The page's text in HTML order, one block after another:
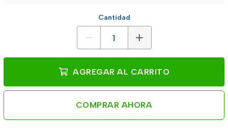
Cantidad
AGREGAR AL CARRITO
COMPRAR AHORA